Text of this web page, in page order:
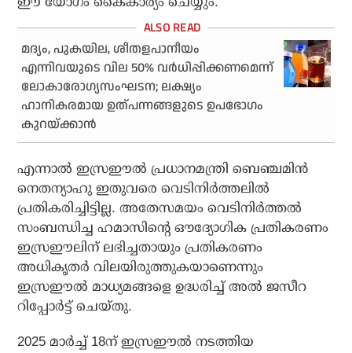
മദ്യം, പുകയില, ശീതളപാനീയം
എന്നിവയുടെ വില 50% വര്‍ധിപ്പിക്കണമെന്ന്
ലോകാരോഗ്യസംഘടന; ലക്ഷ്യം
ഹാനികരമായ ഉത്പന്നങ്ങളുടെ ഉപഭോഗം
കുറയ്ക്കാന്‍
എന്നാല്‍ ഇസ്രഈല്‍ പ്രധാനമന്ത്രി ബെഞ്ചമിന്‍
നെതന്യാഹു ഇതുവരെ വെടിനിര്‍ത്തലില്‍
പ്രതികരിച്ചിട്ടില്ല. അതേസമയം വെടിനിര്‍ത്തല്‍
സംബന്ധിച്ച ഹമാസിന്റെ ഔദ്യോഗിക പ്രതികരണം
ഇസ്രഈലിന് ലഭിച്ചതായും പ്രതികരണം
അധികൃതര്‍ വിലയിരുത്തുകയാണെന്നും
ഇസ്രഈല്‍ മാധ്യമങ്ങളെ ഉദ്ധരിച്ച് അല്‍ ജസീറ
റിപ്പോര്‍ട്ട് ചെയ്തു.
2025 മാര്‍ച്ച് 18ന് ഇസ്രഈല്‍ നടത്തിയ